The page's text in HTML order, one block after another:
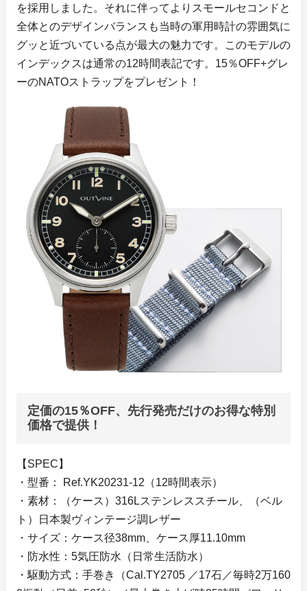
を採用しました。それに伴ってよりスモールセコンドと
全体とのデザインバランスも当時の軍用時計の雰囲気に
グッと近づいている点が最大の魅力です。このモデルの
インデックスは通常の12時間表記です。15％OFF+グレ
ーのNATOストラップをプレゼント！
定価の15％OFF、先行発売だけのお得な特別
価格で提供！
【SPEC】
・型番： Ref.YK20231-12（12時間表示）
・素材：（ケース）316Lステンレススチール、（ベル
ト）日本製ヴィンテージ調レザー
・サイズ：ケース径38mm、ケース厚11.10mm
・防水性：5気圧防水（日常生活防水）
・駆動方式：手巻き（Cal.TY2705 ／17石／毎時2万160